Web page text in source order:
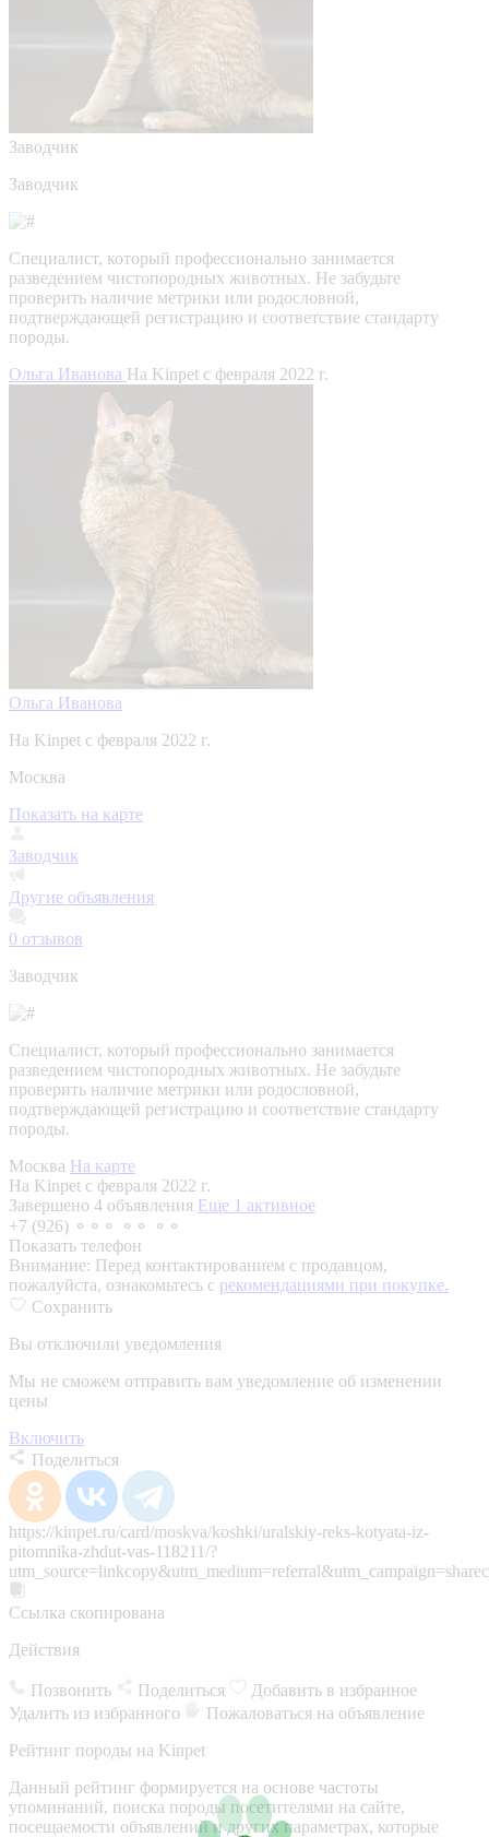
Заводчик
Заводчик
Специалист, который профессионально занимается
разведением чистопородных животных. Не забудьте
проверить наличие метрики или родословной,
подтверждающей регистрацию и соответствие стандарту
породы.
Ольга Иванова На Kinpet c февраля 2022 г.
Ольга Иванова
На Kinpet c февраля 2022 г.
Москва
Показать на карте
Заводчик
Другие объявления
0 отзывов
Заводчик
Специалист, который профессионально занимается
разведением чистопородных животных. Не забудьте
проверить наличие метрики или родословной,
подтверждающей регистрацию и соответствие стандарту
породы.
Москва На карте
На Kinpet c февраля 2022 г.
Завершено 4 объявления Еще 1 активное
+7 (926) ⚬⚬⚬ ⚬⚬ ⚬⚬
Показать телефон
Внимание: Перед контактированием с продавцом,
пожалуйста, ознакомьтесь с рекомендациями при покупке.
Сохранить
Вы отключили уведомления
Мы не сможем отправить вам уведомление об изменении
цены
Включить
Поделиться
https://kinpet.ru/card/moskva/koshki/uralskiy-reks-kotyata-iz-
pitomnika-zhdut-vas-118211/?
Ссылка скопирована
Действия
Позвонить Поделиться
Добавить в избранное
Удалить из избранного
Пожаловаться на объявление
Рейтинг породы на Kinpet
Данный рейтинг формируется на основе частоты
упоминаний, поиска породы посетителями на сайте,
посещаемости объявлений и других параметрах, которые